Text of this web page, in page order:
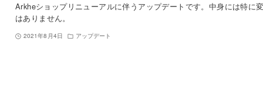
Arkheショップリニューアルに伴うアップデートです。中身には特に
はありません。
2021年8月4日 アップデート